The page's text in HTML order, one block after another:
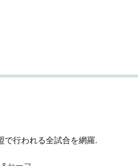
で行われる全試合を網羅.